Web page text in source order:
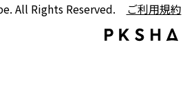
All Rights Reserved. ご利用規約